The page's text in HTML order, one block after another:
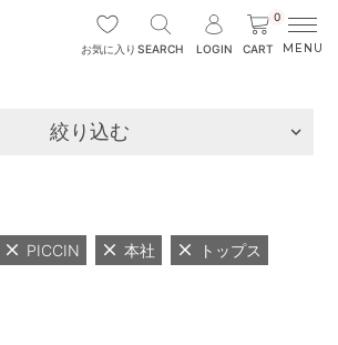
お気に入り SEARCH LOGIN
0
CART
絞り込む
PICCIN 本社 トップス